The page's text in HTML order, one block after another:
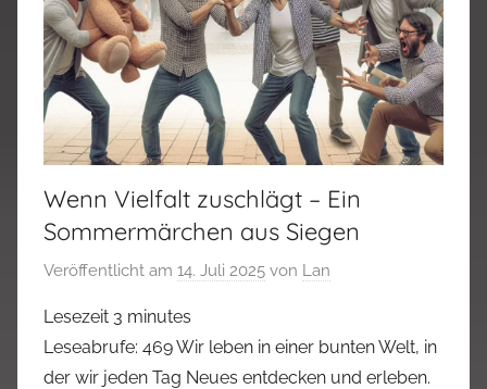
Wenn Vielfalt zuschlägt – Ein
Sommermärchen aus Siegen
Veröffentlicht am 14. Juli 2025 von Lan
Lesezeit 3 minutes
Leseabrufe: 469 Wir leben in einer bunten Welt, in
der wir jeden Tag Neues entdecken und erleben.